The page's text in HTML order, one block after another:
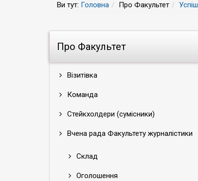
Ви тут: Головна Про Факультет
Про Факультет
Візитівка
Команда
Стейкхолдери (сумісники)
Вчена рада Факультету журналістики
Склад
Оголошення